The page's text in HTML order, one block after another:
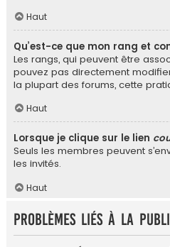
Haut
Qu’est-ce que mon rang et
Les rangs, qui peuvent être
pouvez pas directement
la plupart des forums, cette
Haut
Lorsque je clique sur le lien
Seuls les membres peuvent
les invités.
Haut
Problèmes liés à la